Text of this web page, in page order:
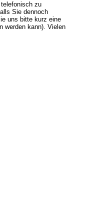
zu
Sie dennoch
uns bitte kurz eine
werden kann). Vielen